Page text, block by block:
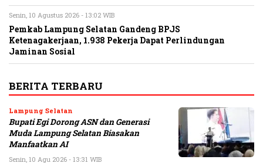
Senin, 10 Agustus 2026 - 13:02 WIB
Pemkab Lampung Selatan Gandeng BPJS
Ketenagakerjaan, 1.938 Pekerja Dapat Perlindungan
Jaminan Sosial
BERITA TERBARU
Lampung Selatan
Bupati Egi Dorong ASN dan Generasi
Muda Lampung Selatan Biasakan
Manfaatkan AI
Senin, 10 Agu 2026 - 13:31 WIB